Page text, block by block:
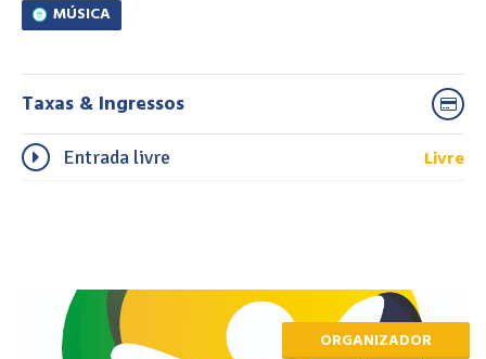
MÚSICA
Taxas & Ingressos
Entrada livre Livre
ORGANIZADOR